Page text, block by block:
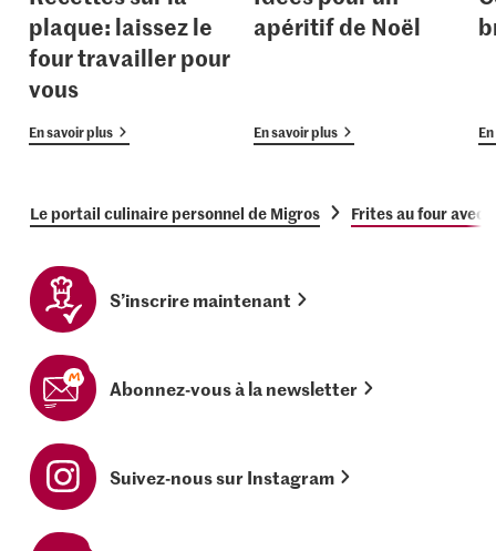
plaque: laissez le
four travailler pour
vous
En savoir plus
apéritif de Noël
En savoir plus
Le portail culinaire personnel de Migros Frites au four avec
S’inscrire maintenant
Abonnez-vous à la newsletter
Suivez-nous sur Instagram